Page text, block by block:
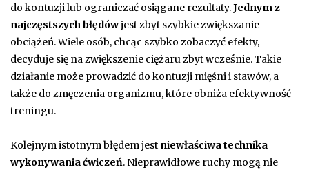
do kontuzji lub ograniczać osiągane rezultaty.Jednym z
najczęstszych błędówjest zbyt szybkie zwiększanie
obciążeń. Wiele osób, chcąc szybko zobaczyć efekty,
decyduje się na zwiększenie ciężaru zbyt wcześnie. Takie
działanie może prowadzić do kontuzji mięśni i stawów, a
także do zmęczenia organizmu, które obniża efektywność
treningu.
Kolejnym istotnym błędem jest niewłaściwa technika
wykonywania ćwiczeń. Nieprawidłowe ruchy mogą nie